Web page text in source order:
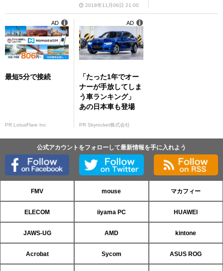
2018年11月06日 21:00
最短5分で接続
PR LotusFlare Inc
AD
「たった1年でオー
ナーが手放してしま
う車ランキング」
あの日本車も登場
PR Skyrocket株式会社
AD
公式アカウントをフォローして最新情報を手に入れよう
FMV mouse マカフィー
ELECOM iiyama PC HUAWEI
JAWS-UG AMD kintone
Acrobat Sycom ASUS ROG